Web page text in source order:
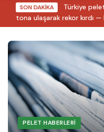
SON DAKİKA
Türkiye
tona ulaşarak rekor kırdı —
PELET HABERLERI